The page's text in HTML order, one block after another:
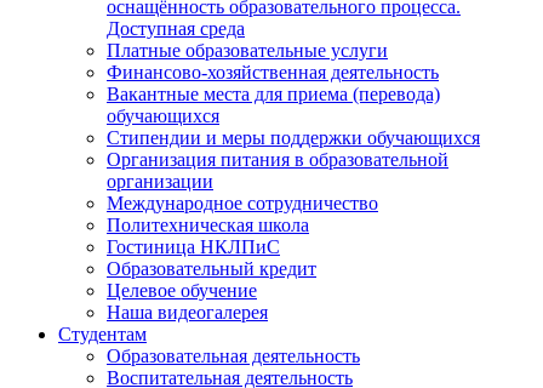
оснащённость образовательного процесса.
Доступная среда
Платные образовательные услуги
Финансово-хозяйственная деятельность
Вакантные места для приема (перевода)
обучающихся
Стипендии и меры поддержки обучающихся
Организация питания в образовательной
организации
Международное сотрудничество
Политехническая школа
Гостиница НКЛПиС
Образовательный кредит
Целевое обучение
Наша видеогалерея
Студентам
Образовательная деятельность
Воспитательная деятельность